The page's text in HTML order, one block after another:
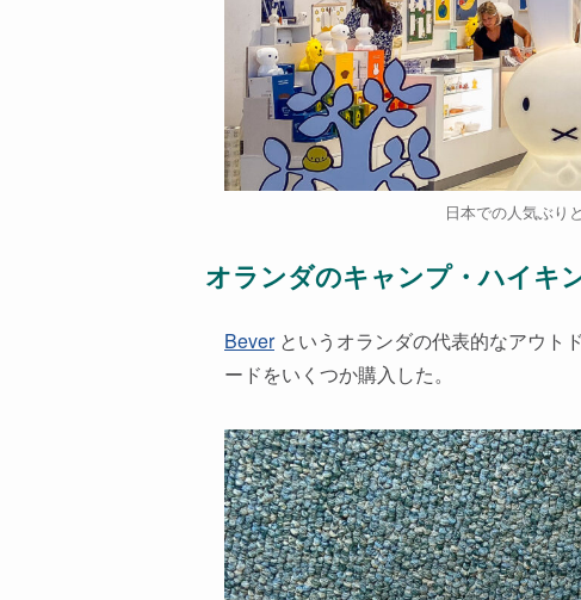
日本での人気ぶり
オランダのキャンプ・ハイキ
Beverというオランダの代表的なアウト
ードをいくつか購入した。